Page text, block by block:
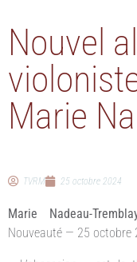
Nouvel
Marie
TVRM 25 octobre 2024
Marie Nadeau-
Nouveauté — 25 octobre